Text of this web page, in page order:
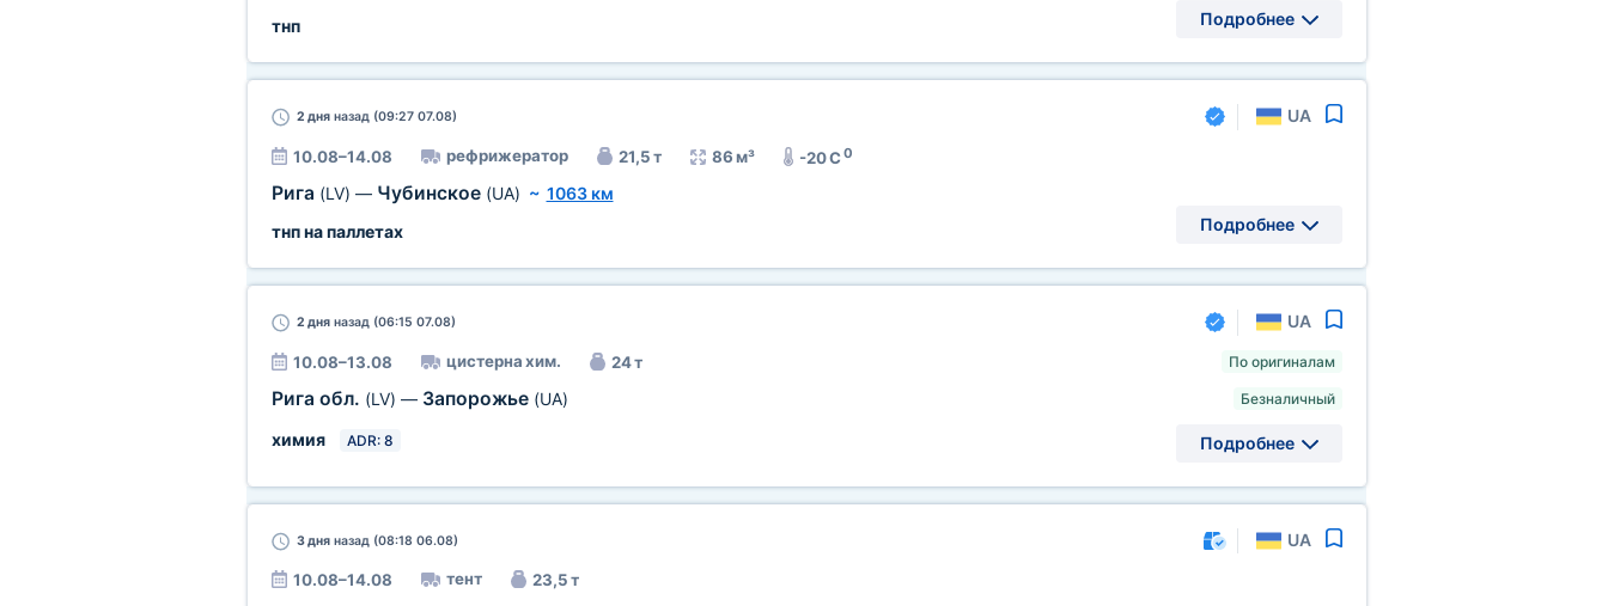
тнп
Подробнее
2 дняназад (09:27 07.08) UA
10.08–14.08 рефрижератор 21,5 т 86 м³ -20 C0
Рига (LV) — Чубинское (UA) ~ 1063 км
тнп на паллетах
Подробнее
2 дняназад (06:15 07.08) UA
10.08–13.08 цистерна хим. 24 т
Рига обл. (LV) — Запорожье (UA)
химия
ADR: 8
По оригиналам
Безналичный
Подробнее
3 дняназад (08:18 06.08) UA
10.08–14.08 тент 23,5 т